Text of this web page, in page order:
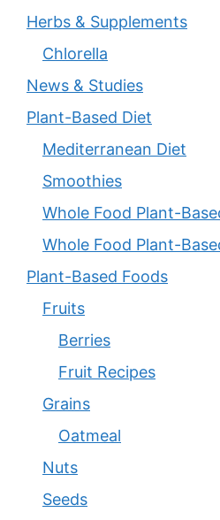
Herbs & Supplements
Chlorella
News & Studies
Plant-Based Diet
Mediterranean Diet
Smoothies
Whole Food Plant-
Whole Food Plant-
Plant-Based Foods
Fruits
Berries
Fruit Recipes
Grains
Oatmeal
Nuts
Seeds